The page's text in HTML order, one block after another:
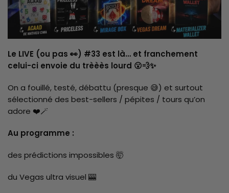
Le LIVE (ou pas 👀) #33 est là… et franchement
celui-ci envoie du trèèès lourd 😮💨✨
On a fouillé, testé, débattu (presque 😅) et surtout
sélectionné des best-sellers / pépites / tours qu’on
adore ❤️🪄
Au programme :
des prédictions impossibles 🤯
du Vegas ultra visuel 🎰